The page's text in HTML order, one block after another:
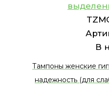
В
Тампоны женские
надежность (для